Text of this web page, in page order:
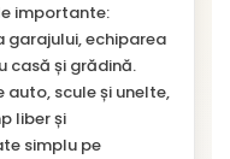
importante:
garajului, echiparea
casă și grădină.
scule și unelte,
liber și
simplu pe